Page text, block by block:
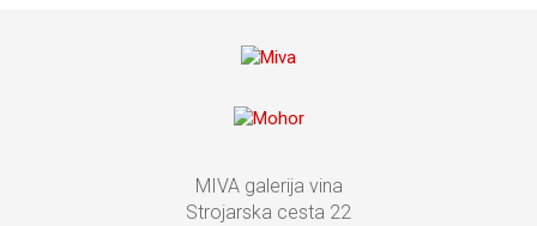
MIVA galerija vina
Strojarska cesta 22